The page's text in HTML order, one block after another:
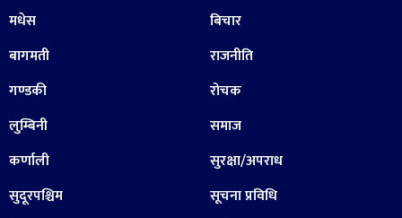
मधेस
बागमती
गण्डकी
लुम्बिनी
कर्णाली
सुदूरपश्चिम
बिचार
राजनीति
रोचक
समाज
सुरक्षा/अपराध
सूचना प्रविधि